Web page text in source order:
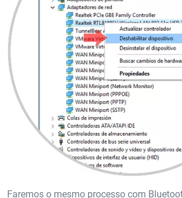
Faremos o mesmo processo com